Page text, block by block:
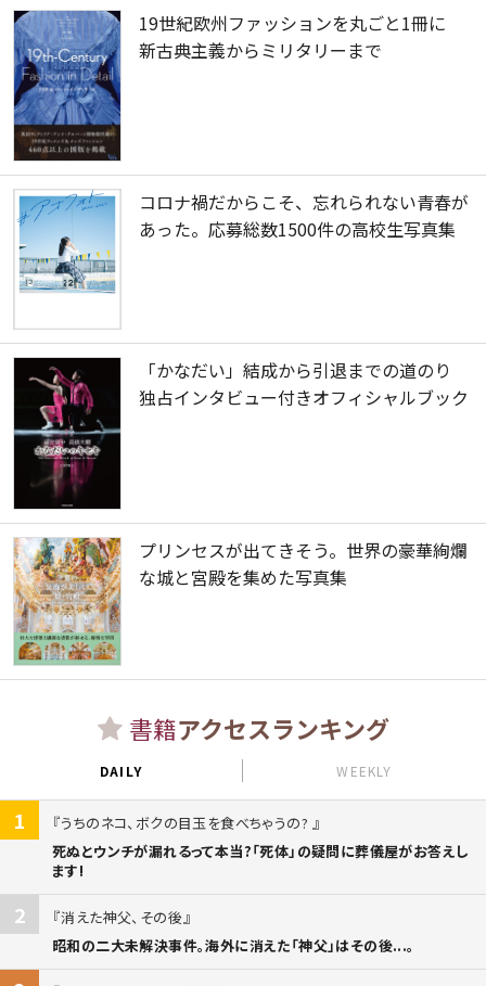
19世紀欧州ファッションを丸ごと1冊に
新古典主義からミリタリーまで
コロナ禍だからこそ、忘れられない青春が
あった。応募総数1500件の高校生写真集
「かなだい」結成から引退までの道のり
独占インタビュー付きオフィシャルブック
プリンセスが出てきそう。世界の豪華絢爛
な城と宮殿を集めた写真集
書籍アクセスランキング
DAILY WEEKLY
1
うちのネコ、ボクの目玉を食べちゃうの?
死ぬとウンチが漏れるって本当?「死体」の疑問に葬儀屋がお答えし
ます!
2
消えた神父、その後
昭和の二大未解決事件。海外に消えた「神父」はその後...。